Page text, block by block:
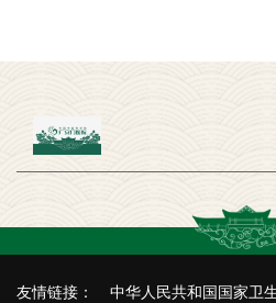
友情链接：
中华人民共和国国家卫